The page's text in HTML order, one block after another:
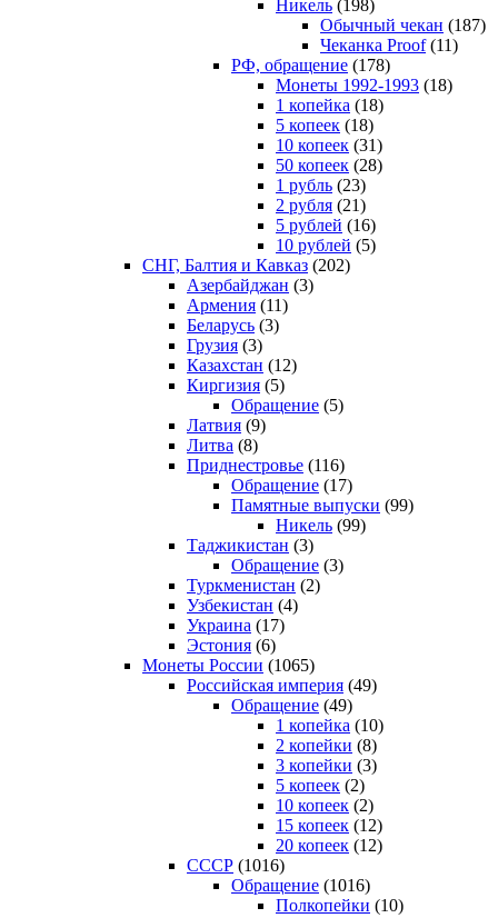
Никель (198)
Обычный чекан (187)
Чеканка Proof(11)
РФ, обращение (178)
Монеты 1992-1993 (18)
1 копейка (18)
5 копеек (18)
10 копеек (31)
50 копеек (28)
1 рубль (23)
2 рубля (21)
5 рублей (16)
10 рублей (5)
СНГ, Балтия и Кавказ (202)
Азербайджан (3)
Армения (11)
Беларусь (3)
Грузия (3)
Казахстан (12)
Киргизия (5)
Обращение (5)
Латвия (9)
Литва (8)
Приднестровье (116)
Обращение (17)
Памятные выпуски (99)
Никель (99)
Таджикистан (3)
Обращение (3)
Туркменистан (2)
Узбекистан (4)
Украина (17)
Эстония (6)
Монеты России (1065)
Российская империя (49)
Обращение (49)
1 копейка (10)
2 копейки (8)
3 копейки (3)
5 копеек (2)
10 копеек (2)
15 копеек (12)
20 копеек (12)
СССР (1016)
Обращение (1016)
Полкопейки (10)